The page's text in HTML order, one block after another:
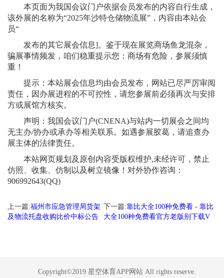
本页面为我国会议门户依据会员发布的内容自行生成，
该外展的名称为“2025年沙特仓储物流展”，内容由本站会
员“
发布的其它展会信息]。鉴于现在展览商场鱼龙混杂，
骗展事情频发，咱们稳重提示您：商场有危险，参展须慎
重！
提示：本站展会信息均由会员发布，网站已尽严厉审阅
责任，因办展进程的不可控性，请您参展前必须再次与安排
方或展馆方核实。
声明：我国会议门户(CNENA)与站内一切展会之间均
无主办/协办或承办等相关联系。如遇参展胶葛，请追查办
展主体的法律责任。
本站网页规划及原创内容受版权维护,未经许可，禁止
仿照、收集、仿制以及树立镜像！对外协作咨询：
906992643(QQ)
上一篇:福州市应急管理局货架
及物流托盘收购比价中标公告
下一篇:靠比大全100种免费看 - 靠比
大全100种免费看官方老版别下载V
Copyright©2019 星空体育APP网站 All rights reserve.